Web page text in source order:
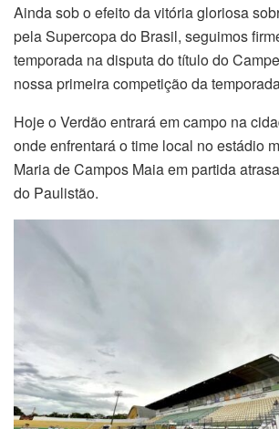
Ainda sob o efeito da vitória gloriosa
pela Supercopa do Brasil, seguimos
temporada na disputa do título do
nossa primeira competição da
Hoje o Verdão entrará em campo na
onde enfrentará o time local no estádio
Maria de Campos Maia em partida
do Paulistão.